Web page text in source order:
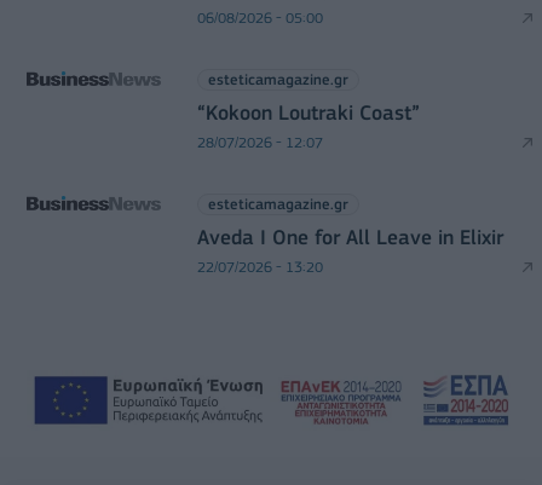
06/08/2026 - 05:00
esteticamagazine.gr
“Kokoon Loutraki Coast”
28/07/2026 - 12:07
esteticamagazine.gr
Aveda I One for All Leave in Elixir
22/07/2026 - 13:20